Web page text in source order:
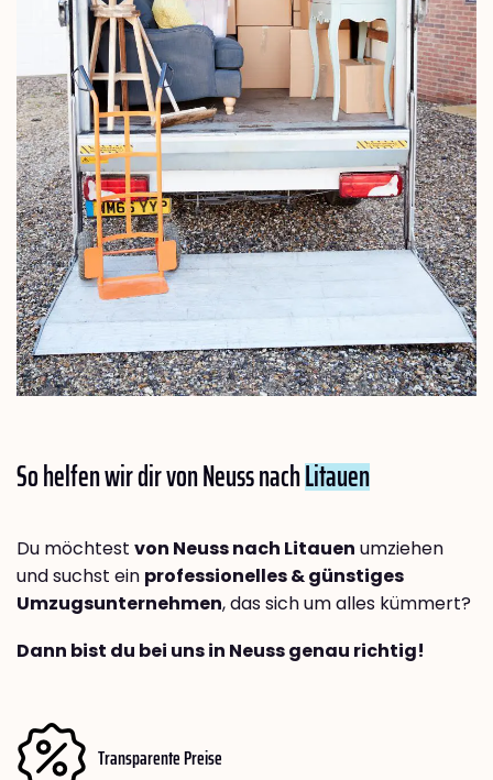
So helfen wir dir von Neuss nachLitauen
Du möchtest von Neuss nach Litauen umziehen
und suchst ein professionelles & günstiges
Umzugsunternehmen, das sich um alles kümmert?
Dann bist du bei uns in Neuss genau richtig!
Transparente Preise